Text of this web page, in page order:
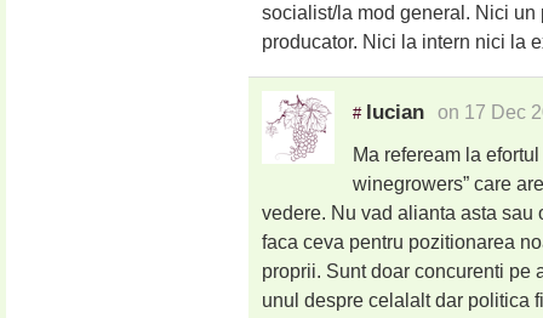
socialist/la mod general. Nici
producator. Nici la intern nici la
# lucian on 17 Dec
Ma refeream la
winegrowers” care
vedere. Nu vad alianta asta sau
faca ceva pentru pozitionarea
proprii. Sunt doar concurenti pe
unul despre celalalt dar politica